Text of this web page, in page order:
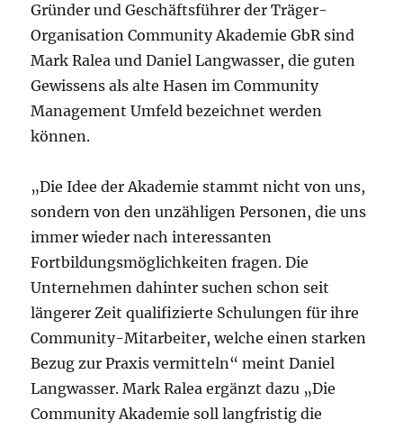
Gründer und Geschäftsführer der Träger-
Organisation Community Akademie GbR sind
Mark Ralea und Daniel Langwasser, die guten
Gewissens als alte Hasen im Community
Management Umfeld bezeichnet werden
können.
„Die Idee der Akademie stammt nicht von uns,
sondern von den unzähligen Personen, die uns
immer wieder nach interessanten
Fortbildungsmöglichkeiten fragen. Die
Unternehmen dahinter suchen schon seit
längerer Zeit qualifizierte Schulungen für ihre
Community-Mitarbeiter, welche einen starken
Bezug zur Praxis vermitteln“ meint Daniel
Langwasser. Mark Ralea ergänzt dazu „Die
Community Akademie soll langfristig die